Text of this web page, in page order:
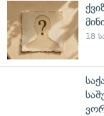
18